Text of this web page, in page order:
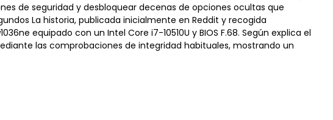
de seguridad y desbloquear decenas de opciones ocultas que
La historia, publicada inicialmente en Reddit y recogida
equipado con un Intel Core i7-10510U y BIOS F.68. Según explica el
las comprobaciones de integridad habituales, mostrando un